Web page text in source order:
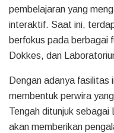
pembelajaran yang
interaktif. Saat ini,
berfokus pada berbagai
Dokkes, dan
Dengan adanya fasilitas
membentuk perwira
Tengah ditunjuk
akan memberikan